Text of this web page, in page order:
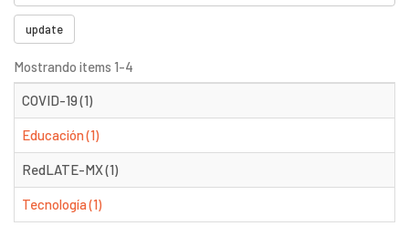
update
Mostrando items 1-4
COVID-19 (1)
Educación (1)
RedLATE-MX (1)
Tecnología (1)